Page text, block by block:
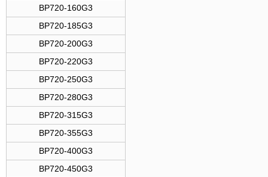
BP720-160G3
BP720-185G3
BP720-200G3
BP720-220G3
BP720-250G3
BP720-280G3
BP720-315G3
BP720-355G3
BP720-400G3
BP720-450G3